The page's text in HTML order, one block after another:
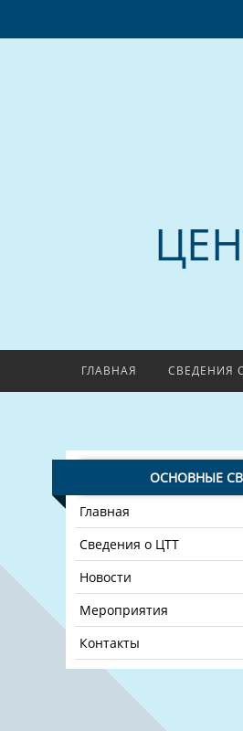
ГЛАВНАЯ СВЕДЕНИЯ
ОСНОВНЫЕ
Главная
Сведения о ЦТТ
Новости
Мероприятия
Контакты